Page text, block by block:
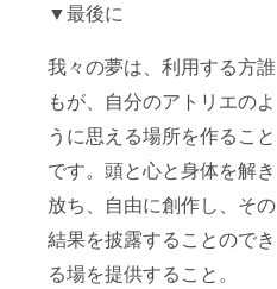
▼最後に
我々の夢は、利用する方誰
もが、自分のアトリエのよ
うに思える場所を作ること
です。頭と心と身体を解き
放ち、自由に創作し、その
結果を披露することのでき
る場を提供すること。